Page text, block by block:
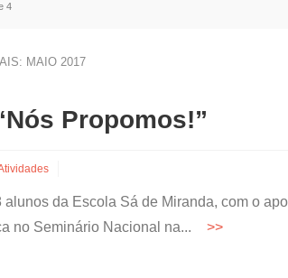
4
MAIO 2017
Propomos!”
alunos da Escola Sá de Miranda, com o
no Seminário Nacional na...